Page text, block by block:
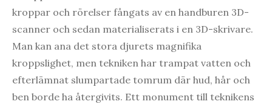
kroppar och rörelser fångats av en handburen 3D-
scanner och sedan materialiserats i en 3D-skrivare.
Man kan ana det stora djurets magnifika
kroppslighet, men tekniken har trampat vatten och
efterlämnat slumpartade tomrum där hud, hår och
ben borde ha återgivits. Ett monument till teknikens